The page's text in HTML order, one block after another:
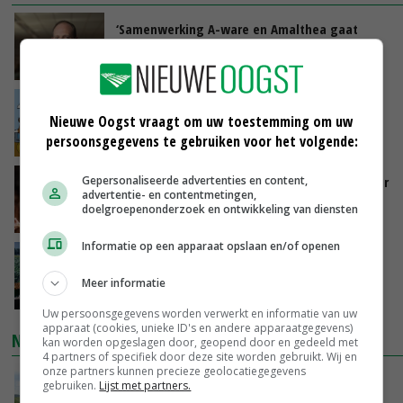
‘Samenwerking A-ware en Amalthea gaat
GISTEREN, 16:01
groot: Nederland in Europese top
GISTEREN, 15:33
Vlaamse varkensstapel krimpt, pluimveesector
groeit door schaalvergroting
GISTEREN, 15:20
‘Cijfer jezelf niet weg en doe vooral ook waar
je gelukkig van wordt’
NIEUWSTE VIDEO'S
POAH!: John Deere 7730
Nieuwe Oogst vraagt om uw toestemming om uw
persoonsgegevens te gebruiken voor het volgende:
Gepersonaliseerde advertenties en content,
advertentie- en contentmetingen,
doelgroepenonderzoek en ontwikkeling van diensten
Informatie op een apparaat opslaan en/of openen
Meer informatie
Uw persoonsgegevens worden verwerkt en informatie van uw
apparaat (cookies, unieke ID's en andere apparaatgegevens)
kan worden opgeslagen door, geopend door en gedeeld met
4 partners of specifiek door deze site worden gebruikt. Wij en
onze partners kunnen precieze geolocatiegegevens
gebruiken. Lijst met partners.